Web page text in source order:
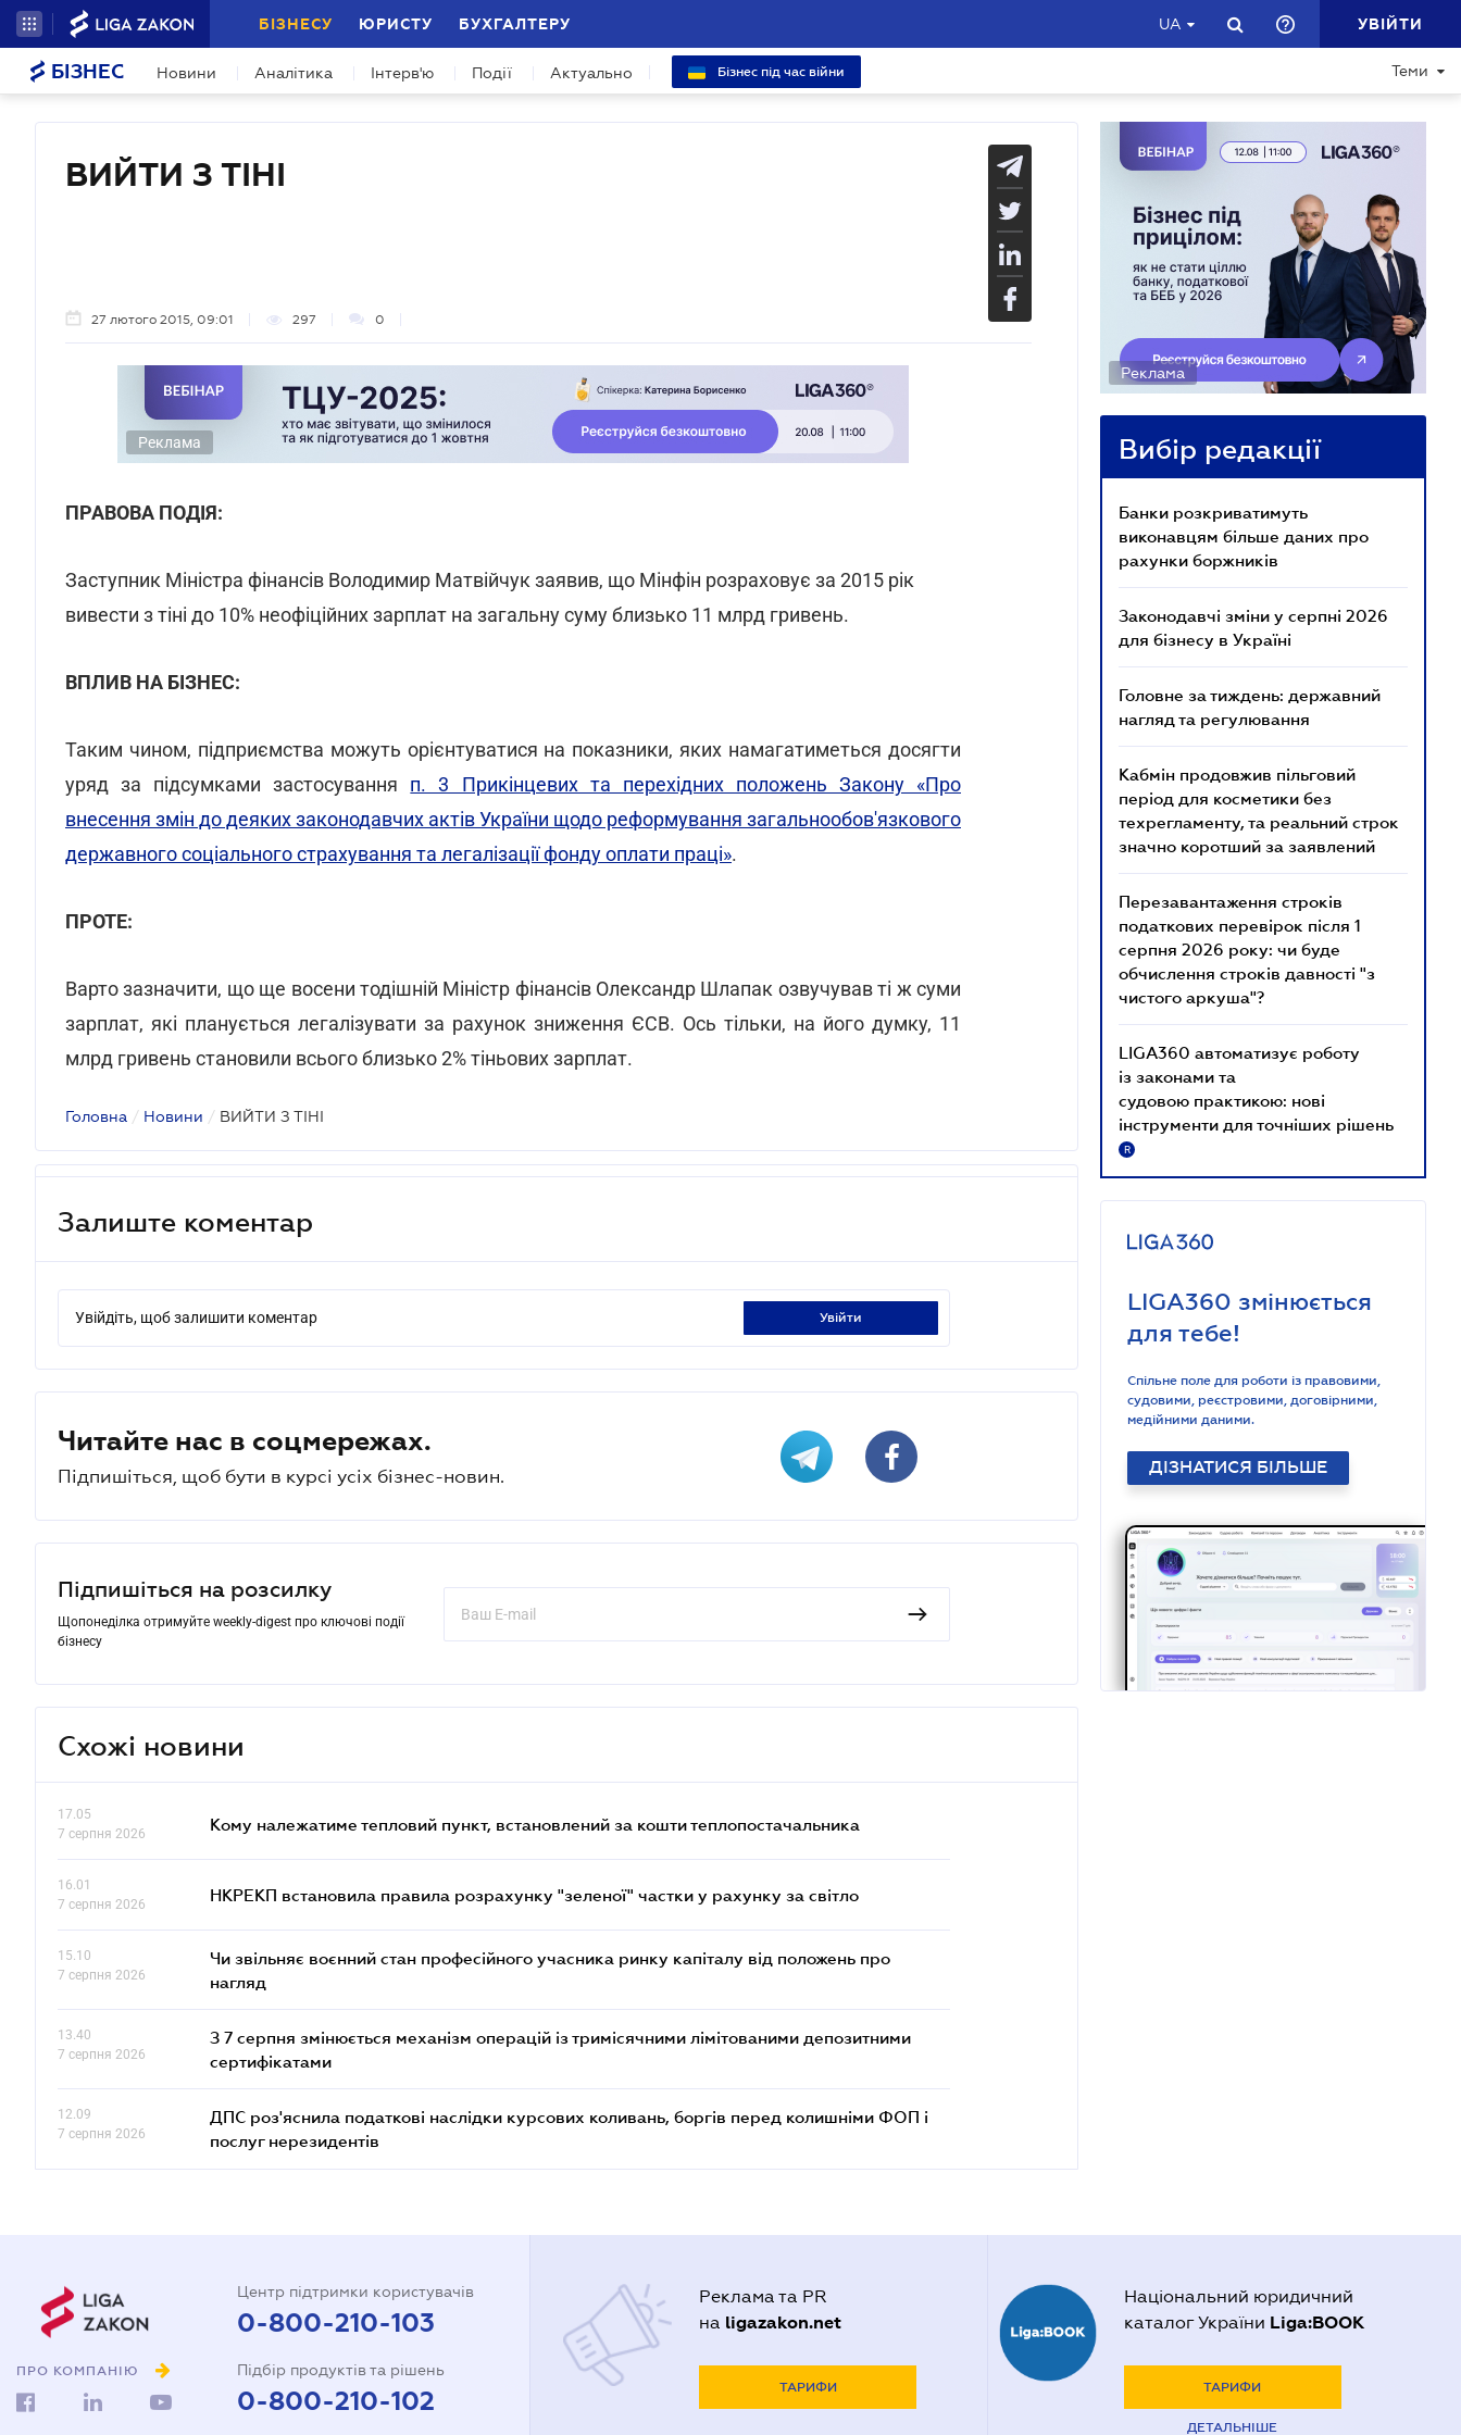
БІЗНЕСУ ЮРИСТУ БУХГАЛТЕРУ UA УВІЙТИ
БІЗНЕС Новини Аналітика Інтерв'ю Події Актуально Бізнес під час війни Теми
ВИЙТИ З ТІНІ
27 лютого 2015, 09:01 297 0
Реклама
ПРАВОВА ПОДІЯ:
Заступник Міністра фінансів Володимир Матвійчук заявив, що Мінфін розраховує за 2015 рік
вивести з тіні до 10% неофіційних зарплат на загальну суму близько 11 млрд гривень.
ВПЛИВ НА БІЗНЕС:
Таким чином, підприємства можуть орієнтуватися на показники, яких намагатиметься досягти
уряд за підсумками застосування п. 3 Прикінцевих та перехідних положень Закону «Про
внесення змін до деяких законодавчих актів України щодо реформування загальнообов'язкового
державного соціального страхування та легалізації фонду оплати праці».
ПРОТЕ:
Варто зазначити, що ще восени тодішній Міністр фінансів Олександр Шлапак озвучував ті ж суми
зарплат, які планується легалізувати за рахунок зниження ЄСВ. Ось тільки, на його думку, 11
млрд гривень становили всього близько 2% тіньових зарплат.
Головна / Новини / ВИЙТИ З ТІНІ
Залиште коментар
Увійдіть, щоб залишити коментар увійти
Читайте нас в соцмережах.
Підпишіться, щоб бути в курсі усіх бізнес-новин.
Підпишіться на розсилку
Щопонеділка отримуйте weekly-digest про ключові події
бізнесу
Схожі новини
17.05
7 серпня 2026
Кому належатиме тепловий пункт, встановлений за кошти теплопостачальника
16.01
7 серпня 2026
НКРЕКП встановила правила розрахунку "зеленої" частки у рахунку за світло
15.10
7 серпня 2026
Чи звільняє воєнний стан професійного учасника ринку капіталу від положень про
нагляд
13.40
7 серпня 2026
З 7 серпня змінюється механізм операцій із тримісячними лімітованими депозитними
сертифікатами
12.09
7 серпня 2026
ДПС роз'яснила податкові наслідки курсових коливань, боргів перед колишніми ФОП і
послуг нерезидентів
Реклама
Вибір редакції
Банки розкриватимуть
виконавцям більше даних про
рахунки боржників
Законодавчі зміни у серпні 2026
для бізнесу в Україні
Головне за тиждень: державний
нагляд та регулювання
Кабмін продовжив пільговий
період для косметики без
техрегламенту, та реальний строк
значно коротший за заявлений
Перезавантаження строків
податкових перевірок після 1
серпня 2026 року: чи буде
обчислення строків давності "з
чистого аркуша"?
LIGA360 автоматизує роботу
із законами та
судовою практикою: нові
інструменти для точніших рішень
R
LIGA360 змінюється
для тебе!
Спільне поле для роботи із правовими,
судовими, реєстровими, договірними,
медійними даними.
ДІЗНАТИСЯ БІЛЬШЕ
ПРО КОМПАНІЮ
Центр підтримки користувачів
0-800-210-103
Підбір продуктів та рішень
0-800-210-102
Реклама та PR
на ligazakon.net
ТАРИФИ
Національний юридичний
каталог України Liga:BOOK
ТАРИФИ
ДЕТАЛЬНІШЕ